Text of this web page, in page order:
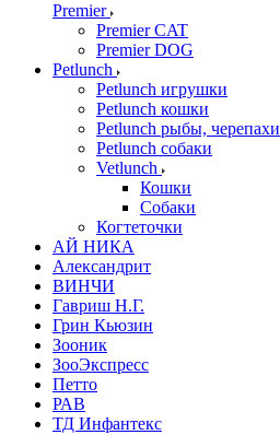
Premier
Premier CAT
Premier DOG
Petlunch
Petlunch игрушки
Petlunch кошки
Petlunch рыбы, черепахи
Petlunch собаки
Vetlunch
Кошки
Собаки
Когтеточки
АЙ НИКА
Александрит
ВИНЧИ
Гавриш Н.Г.
Грин Кьюзин
Зооник
ЗооЭкспресс
Петто
РАВ
ТД Инфантекс